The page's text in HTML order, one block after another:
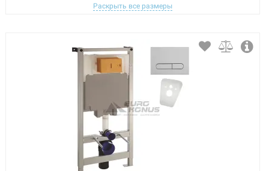
Раскрыть все размеры